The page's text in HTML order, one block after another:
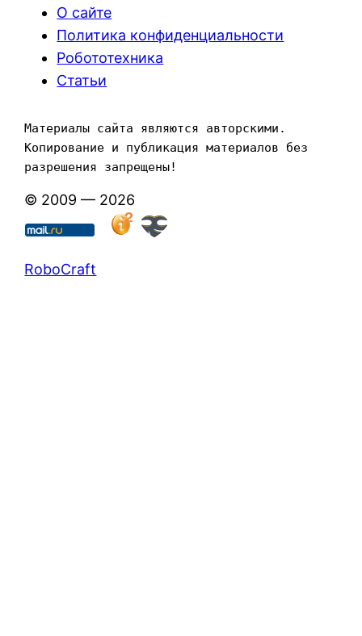
О сайте
Политика конфиденциальности
Робототехника
Статьи
Материалы сайта являются авторскими.
Копирование и публикация материалов без
разрешения запрещены!
© 2009 — 2026
RoboCraft